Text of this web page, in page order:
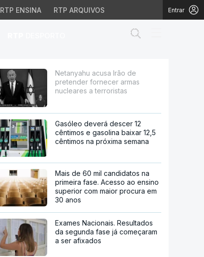
RTP ENSINA RTP ARQUIVOS Entrar
armas nucleares a
Netanyahu acusa Irão de
pretender fornecer armas
nucleares a terroristas
Gasóleo deverá descer 12
cêntimos e gasolina baixar 12,5
cêntimos na próxima semana
Mais de 60 mil candidatos na
primeira fase. Acesso ao ensino
superior com maior procura em
30 anos
Exames Nacionais. Resultados
da segunda fase já começaram
a ser afixados